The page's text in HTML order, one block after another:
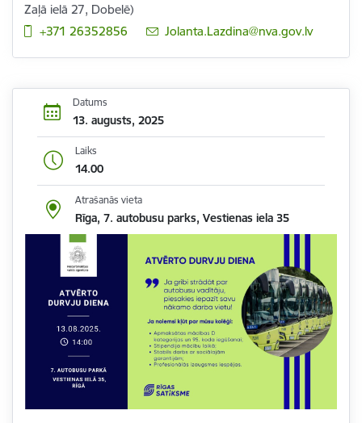
Zaļā ielā 27, Dobelē)
+371 26352856
E-pasts:
Jolanta.Lazdina@nva.gov.lv
Datums
13. augusts, 2025
Laiks
14.00
Atrašanās vieta
Rīga, 7. autobusu parks, Vestienas iela 35